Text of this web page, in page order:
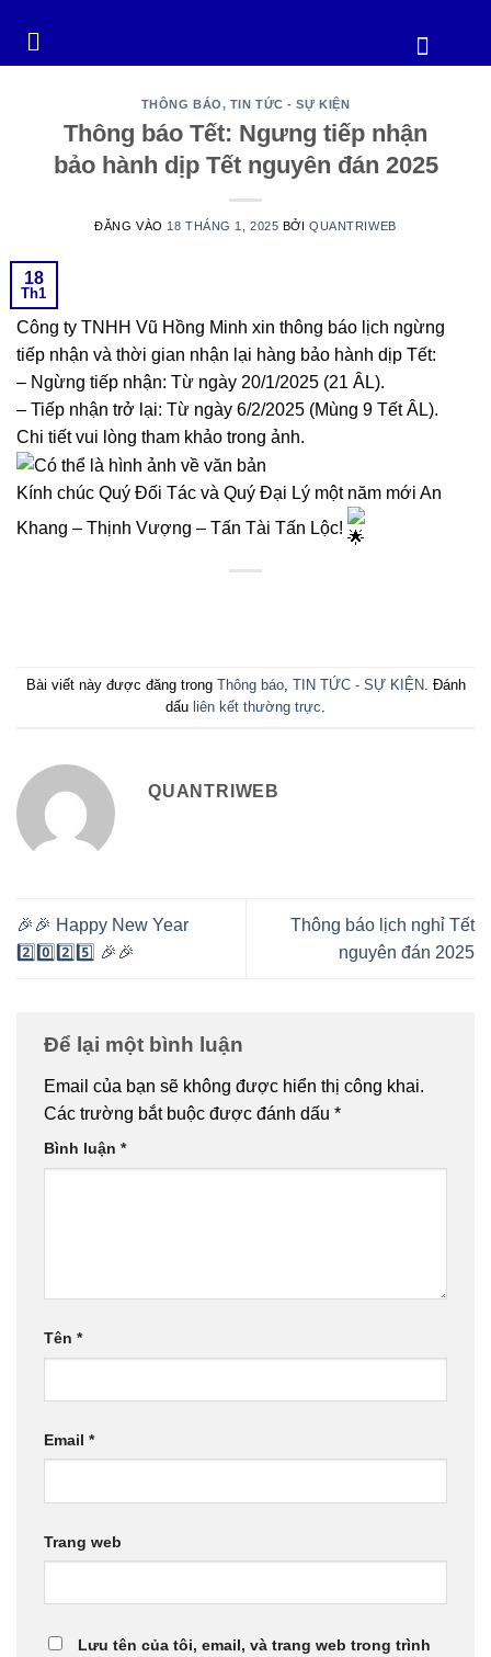
THÔNG BÁO, TIN TỨC - SỰ KIỆN
Thông báo Tết: Ngưng tiếp nhận
bảo hành dịp Tết nguyên đán 2025
ĐĂNG VÀO 18 THÁNG 1, 2025 BỞIQUANTRIWEB
18
Th1
Công ty TNHH Vũ Hồng Minh xin thông báo lịch ngừng
tiếp nhận và thời gian nhận lại hàng bảo hành dịp Tết:
– Ngừng tiếp nhận: Từ ngày 20/1/2025 (21 ÂL).
– Tiếp nhận trở lại: Từ ngày 6/2/2025 (Mùng 9 Tết ÂL).
Chi tiết vui lòng tham khảo trong ảnh.
Kính chúc Quý Đối Tác và Quý Đại Lý một năm mới An
Khang – Thịnh Vượng – Tấn Tài Tấn Lộc!
Bài viết này được đăng trong Thông báo, TIN TỨC - SỰ KIỆN. Đánh
dấu liên kết thường trực.
QUANTRIWEB
🎉🎉 Happy New Year
2️⃣0️⃣2️⃣5️⃣ 🎉🎉
Thông báo lịch nghỉ Tết
nguyên đán 2025
Để lại một bình luận
Email của bạn sẽ không được hiển thị công khai.
Các trường bắt buộc được đánh dấu *
Bình luận *
Tên *
Email *
Trang web
Lưu tên của tôi, email, và trang web trong trình